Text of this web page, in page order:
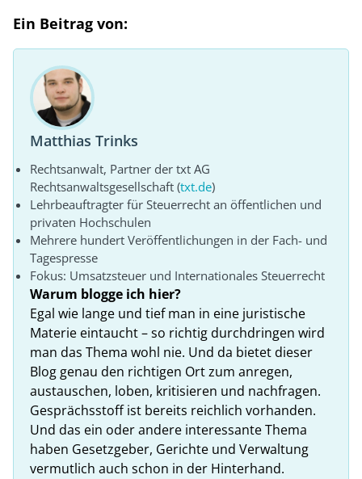
Ein Beitrag von:
Matthias Trinks
Rechtsanwalt, Partner der txt AG
Rechtsanwaltsgesellschaft (txt.de)
Lehrbeauftragter für Steuerrecht an öffentlichen und
privaten Hochschulen
Mehrere hundert Veröffentlichungen in der Fach- und
Tagespresse
Fokus: Umsatzsteuer und Internationales Steuerrecht
Warum blogge ich hier?
Egal wie lange und tief man in eine juristische
Materie eintaucht – so richtig durchdringen wird
man das Thema wohl nie. Und da bietet dieser
Blog genau den richtigen Ort zum anregen,
austauschen, loben, kritisieren und nachfragen.
Gesprächsstoff ist bereits reichlich vorhanden.
Und das ein oder andere interessante Thema
haben Gesetzgeber, Gerichte und Verwaltung
vermutlich auch schon in der Hinterhand.